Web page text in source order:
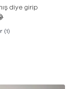
diye girip
(1)